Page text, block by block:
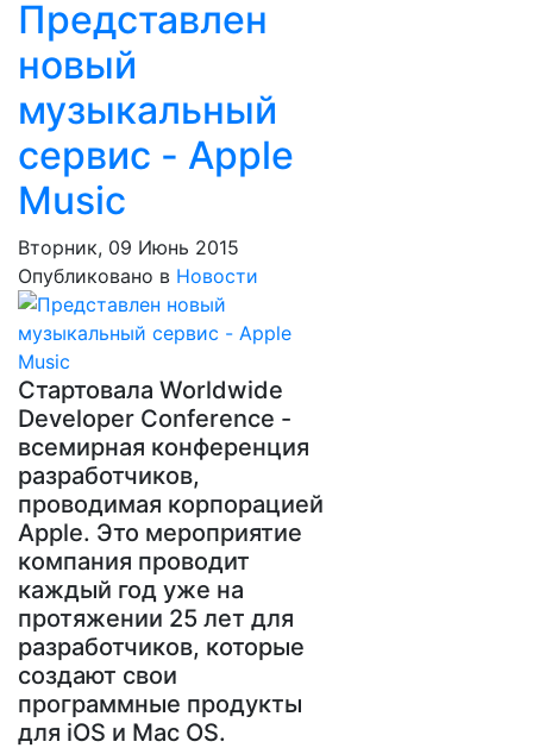
Представлен
новый
музыкальный
сервис - Apple
Music
Вторник, 09 Июнь 2015
Опубликовано в Новости
Стартовала Worldwide
Developer Conference -
всемирная конференция
разработчиков,
проводимая корпорацией
Apple. Это мероприятие
компания проводит
каждый год уже на
протяжении 25 лет для
разработчиков, которые
создают свои
программные продукты
для iOS и Mac OS.